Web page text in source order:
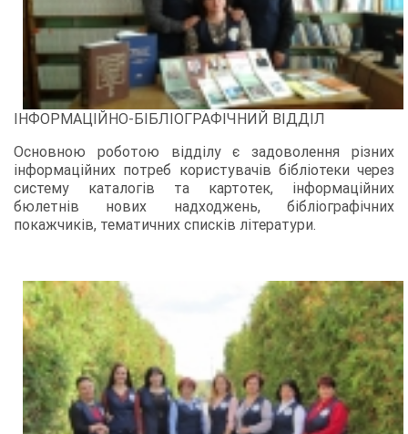
ІНФОРМАЦІЙНО-БІБЛІОГРАФІЧНИЙ ВІДДІЛ
Основною роботою відділу є задоволення різних
інформаційних потреб користувачів бібліотеки через
систему каталогів та картотек, інформаційних
бюлетнів нових надходжень, бібліографічних
покажчиків, тематичних списків літератури.